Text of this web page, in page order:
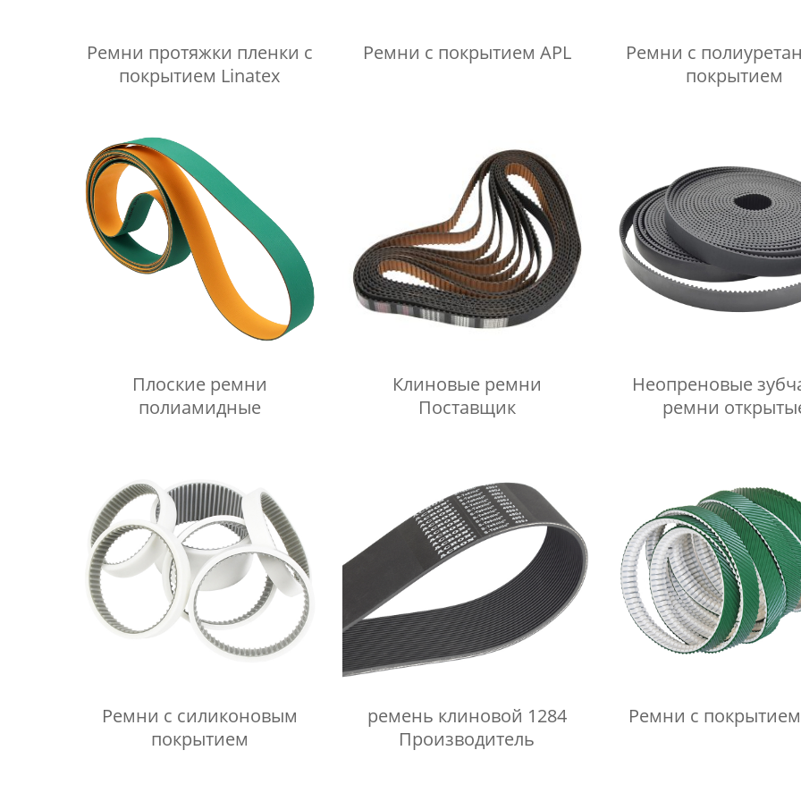
Ремни протяжки пленки с
покрытием Linatex
Ремни с покрытием APL
Ремни с полиуретановая
покрытием
Плоские ремни
полиамидные
Клиновые ремни
Поставщик
Неопреновые
ремни
Ремни с силиконовым
покрытием
ремень клиновой 1284
Производитель
Ремни с